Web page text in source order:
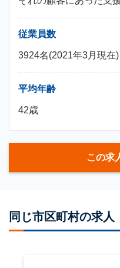
従業員数
3924名(2021年3月現在)
平均年齢
42歳
この求
同じ市区町村の求人